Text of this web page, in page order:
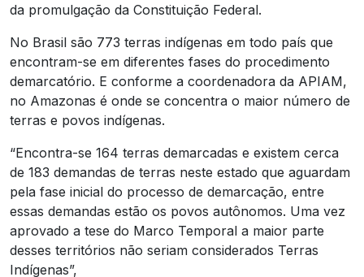
da promulgação da Constituição Federal.
No Brasil são 773 terras indígenas em todo país que
encontram-se em diferentes fases do procedimento
demarcatório. E conforme a coordenadora da APIAM,
no Amazonas é onde se concentra o maior número de
terras e povos indígenas.
“Encontra-se 164 terras demarcadas e existem cerca
de 183 demandas de terras neste estado que aguardam
pela fase inicial do processo de demarcação, entre
essas demandas estão os povos autônomos. Uma vez
aprovado a tese do Marco Temporal a maior parte
desses territórios não seriam considerados Terras
Indígenas”,